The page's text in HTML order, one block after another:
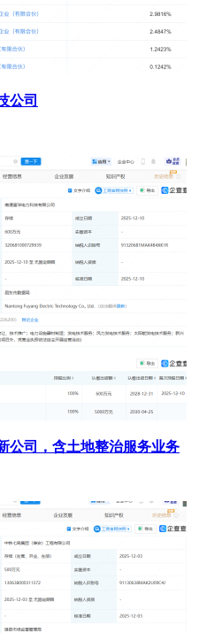
公司
公司，含土地整治服务业务